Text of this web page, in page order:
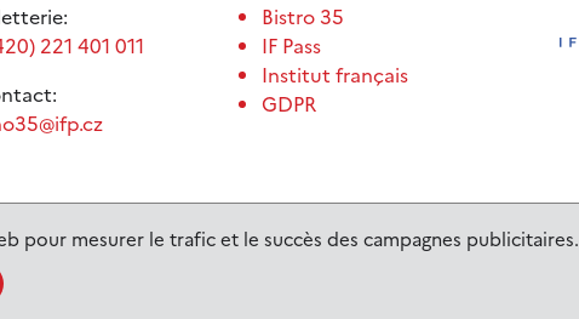
pour mesurer le trafic et le succès des campagnes publicitaires.
221 401 011
Bistro 35
IF Pass
Institut français
GDPR